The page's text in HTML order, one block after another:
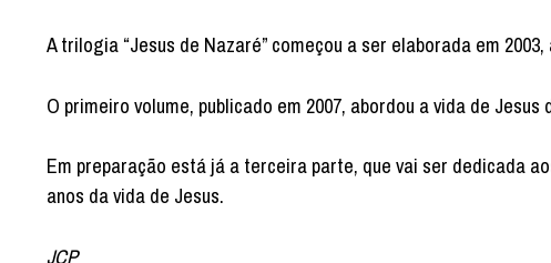
A trilogia “Jesus de Nazaré” começou a ser elaborada em
O primeiro volume, publicado em 2007, abordou a vida de
Em preparação está já a terceira parte, que vai ser dedicada
anos da vida de Jesus.
JCP